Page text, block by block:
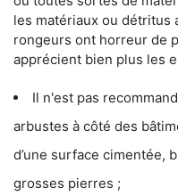
les matériaux ou détritus
rongeurs ont horreur de
apprécient bien plus les
Il n'est pas
arbustes à côté des
d’une surface cimentée,
grosses pierres ;